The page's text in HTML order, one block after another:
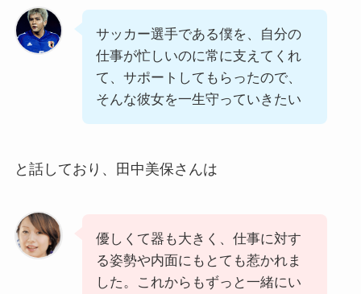
サッカー選手である僕を、自分の
仕事が忙しいのに常に支えてくれ
て、サポートしてもらったので、
そんな彼女を一生守っていきたい
と話しており、田中美保さんは
優しくて器も大きく、仕事に対す
る姿勢や内面にもとても惹かれま
した。これからもずっと一緒にい